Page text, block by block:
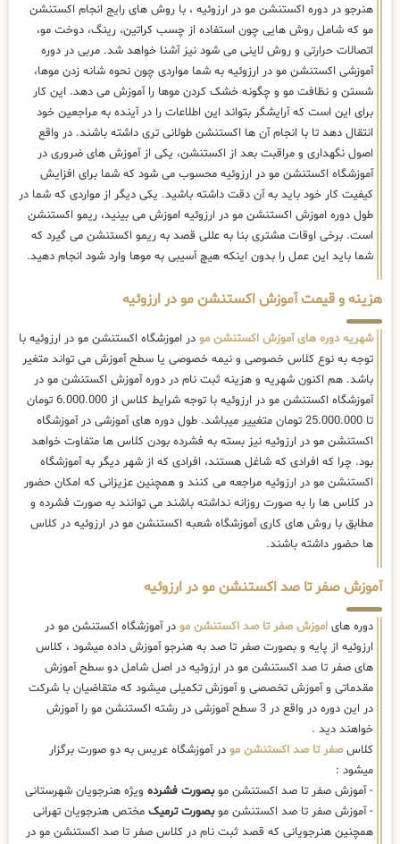
هنرجو در دوره اکستنشن مو در ارزوئیه ، با روش های رایج انجام اکستنشن
مو که شامل روش هایی چون استفاده از چسب کراتین، رینگ، دوخت مو،
اتصالات حرارتی و روش لاینی می شود نیز آشنا خواهد شد. مربی در دوره
آموزشی اکستنشن مو در ارزوئیه به شما مواردی چون نحوه شانه زدن موها،
شستن و نظافت مو و چگونه خشک کردن موها را آموزش می دهد. این کار
برای این است که آرایشگر بتواند این اطلاعات را در آینده به مراجعین خود
انتقال دهد تا با انجام آن ها اکستنشن طولانی تری داشته باشند. در واقع
اصول نگهداری و مراقبت بعد از اکستنشن، یکی از آموزش های ضروری در
آموزشگاه اکستنشن مو در ارزوئیه محسوب می شود که شما برای افزایش
کیفیت کار خود باید به آن دقت داشته باشید. یکی دیگر از مواردی که شما در
طول دوره اموزش اکستنشن مو در ارزوئیه اموزش می بینید، ریمو اکستنشن
است. برخی اوقات مشتری بنا به عللی قصد به ریمو اکستنشن می گیرد که
شما باید این عمل را بدون اینکه هیچ آسیبی به موها وارد شود انجام دهید.
هزینه و قیمت آموزش اکستنشن مو در ارزوئیه
شهریه دوره های آموزش اکستنشن مو در اموزشگاه اکستنشن مو در ارزوئیه با
توجه به نوع کلاس خصوصی و نیمه خصوصی یا سطح آموزش می تواند متغیر
باشد. هم اکنون شهریه و هزینه ثبت نام در دوره آموزش اکستنشن مو در
آموزشگاه اکستنشن مو در ارزوئیه با توجه شرایط کلاس از 6.000.000 تومان
تا 25.000.000 تومان متغییر میباشد. طول دوره های آموزشی در آموزشگاه
اکستنشن مو در ارزوئیه نیز بسته به فشرده بودن کلاس ها متفاوت خواهد
بود. چرا که افرادی که شاغل هستند، افرادی که از شهر دیگر به آموزشگاه
اکستنشن مو در ارزوئیه مراجعه می کنند و همچنین عزیزانی که امکان حضور
در کلاس ها را به صورت روزانه نداشته باشند می توانند به صورت فشرده و
مطابق با روش های کاری آموزشگاه شعبه اکستنشن مو در ارزوئیه در کلاس
ها حضور داشته باشند.
آموزش صفر تا صد اکستنشن مو در ارزوئیه
دوره های اموزش صفر تا صد اکستنشن مو در آموزشگاه اکستنشن مو در
ارزوئیه از پایه و بصورت صفر تا صد به هنرجو آموزش داده میشود ، کلاس
های صفر تا صد اکستنشن مو در ارزوئیه در اصل شامل دو سطح آموزش
مقدماتی و آموزش تخصصی و آموزش تکمیلی میشود که متقاضیان با شرکت
در این دوره در واقع در 3 سطح آموزشی در رشته اکستنشن مو را آموزش
خواهند دید .
کلاسصفر تا صد اکستنشن مو در آموزشگاه عریس به دو صورت برگزار
میشود :
- آموزش صفر تا صد اکستنشن موبصورت فشرده ویژه هنرجویان شهرستانی
- آموزش صفر تا صد اکستنشن موبصورت ترمیک مختص هنرجویان تهرانی
همچنین هنرجویانی که قصد ثبت نام در کلاس صفر تا صد اکستنشن مو در